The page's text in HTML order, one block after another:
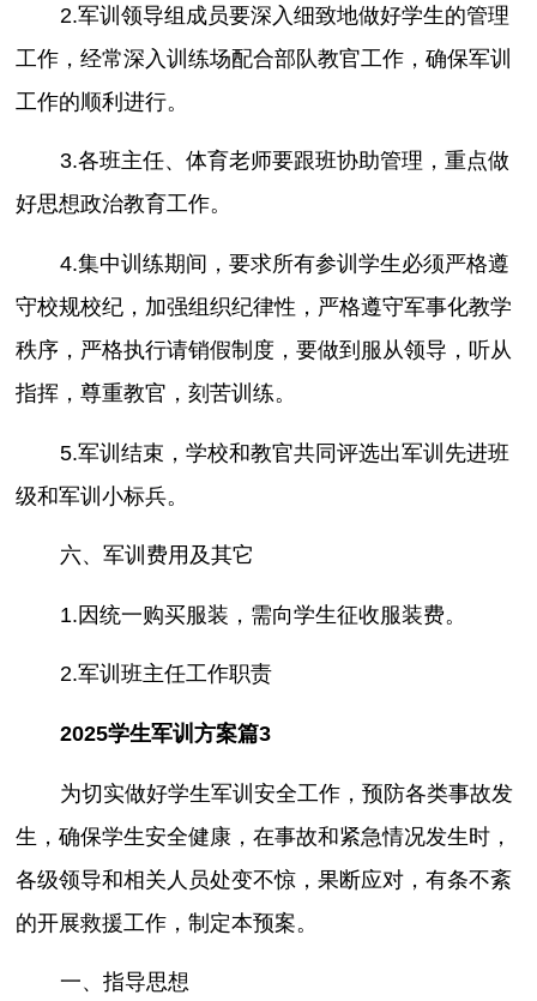
2.军训领导组成员要深入细致地做好学生的管理
工作，经常深入训练场配合部队教官工作，确保军训
工作的顺利进行。
3.各班主任、体育老师要跟班协助管理，重点做
好思想政治教育工作。
4.集中训练期间，要求所有参训学生必须严格遵
守校规校纪，加强组织纪律性，严格遵守军事化教学
秩序，严格执行请销假制度，要做到服从领导，听从
指挥，尊重教官，刻苦训练。
5.军训结束，学校和教官共同评选出军训先进班
级和军训小标兵。
六、军训费用及其它
1.因统一购买服装，需向学生征收服装费。
2.军训班主任工作职责
2025学生军训方案篇3
为切实做好学生军训安全工作，预防各类事故发
生，确保学生安全健康，在事故和紧急情况发生时，
各级领导和相关人员处变不惊，果断应对，有条不紊
的开展救援工作，制定本预案。
一、指导思想